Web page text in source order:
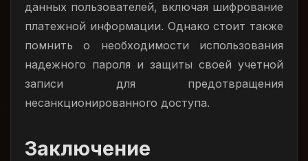
данных пользователей, включая шифрование
платежной информации. Однако стоит также
помнить о необходимости использования
надежного пароля и защиты своей учетной
записи для предотвращения
несанкционированного доступа.
Заключение